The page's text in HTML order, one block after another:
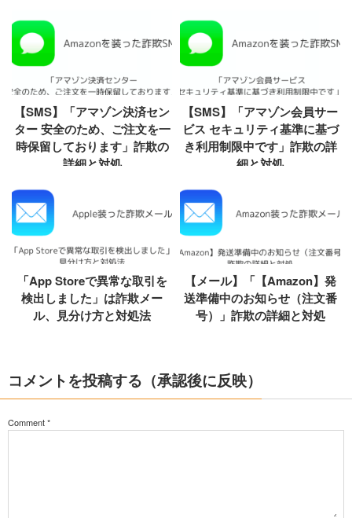
【SMS】「アマゾン決済セン
ター 安全のため、ご注文を一
時保留しております」詐欺の
詳細と対処
【SMS】「アマゾン会員サー
ビス セキュリティ基準に基づ
き利用制限中です」詐欺の詳
細と対処
「App Storeで異常な取引を
検出しました」は詐欺メー
ル、見分け方と対処法
【メール】「【Amazon】発
送準備中のお知らせ（注文番
号）」詐欺の詳細と対処
コメントを投稿する（承認後に反映）
Comment*